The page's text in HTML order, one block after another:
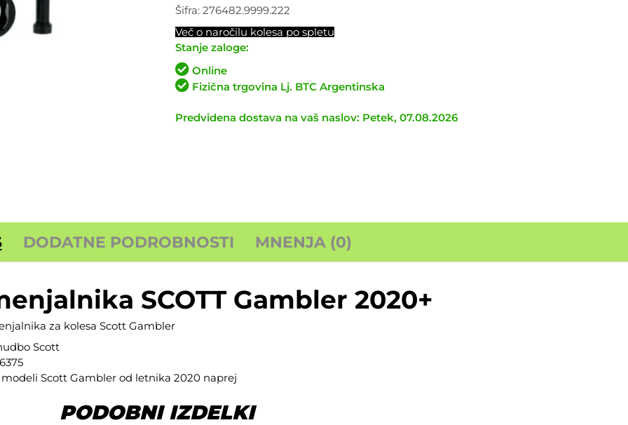
Šifra:276482.9999.222
Več o naročilu kolesa po spletu
Stanje zaloge:
Online
Fizična trgovina Lj. BTC Argentinska
Predvidena dostava na vaš naslov: Petek, 07.08.2026
DODATNE PODROBNOSTI MNENJA (0)
SCOTT Gambler 2020+
za kolesa Scott Gambler
Scott
Scott Gambler od letnika 2020 naprej
PODOBNI IZDELKI